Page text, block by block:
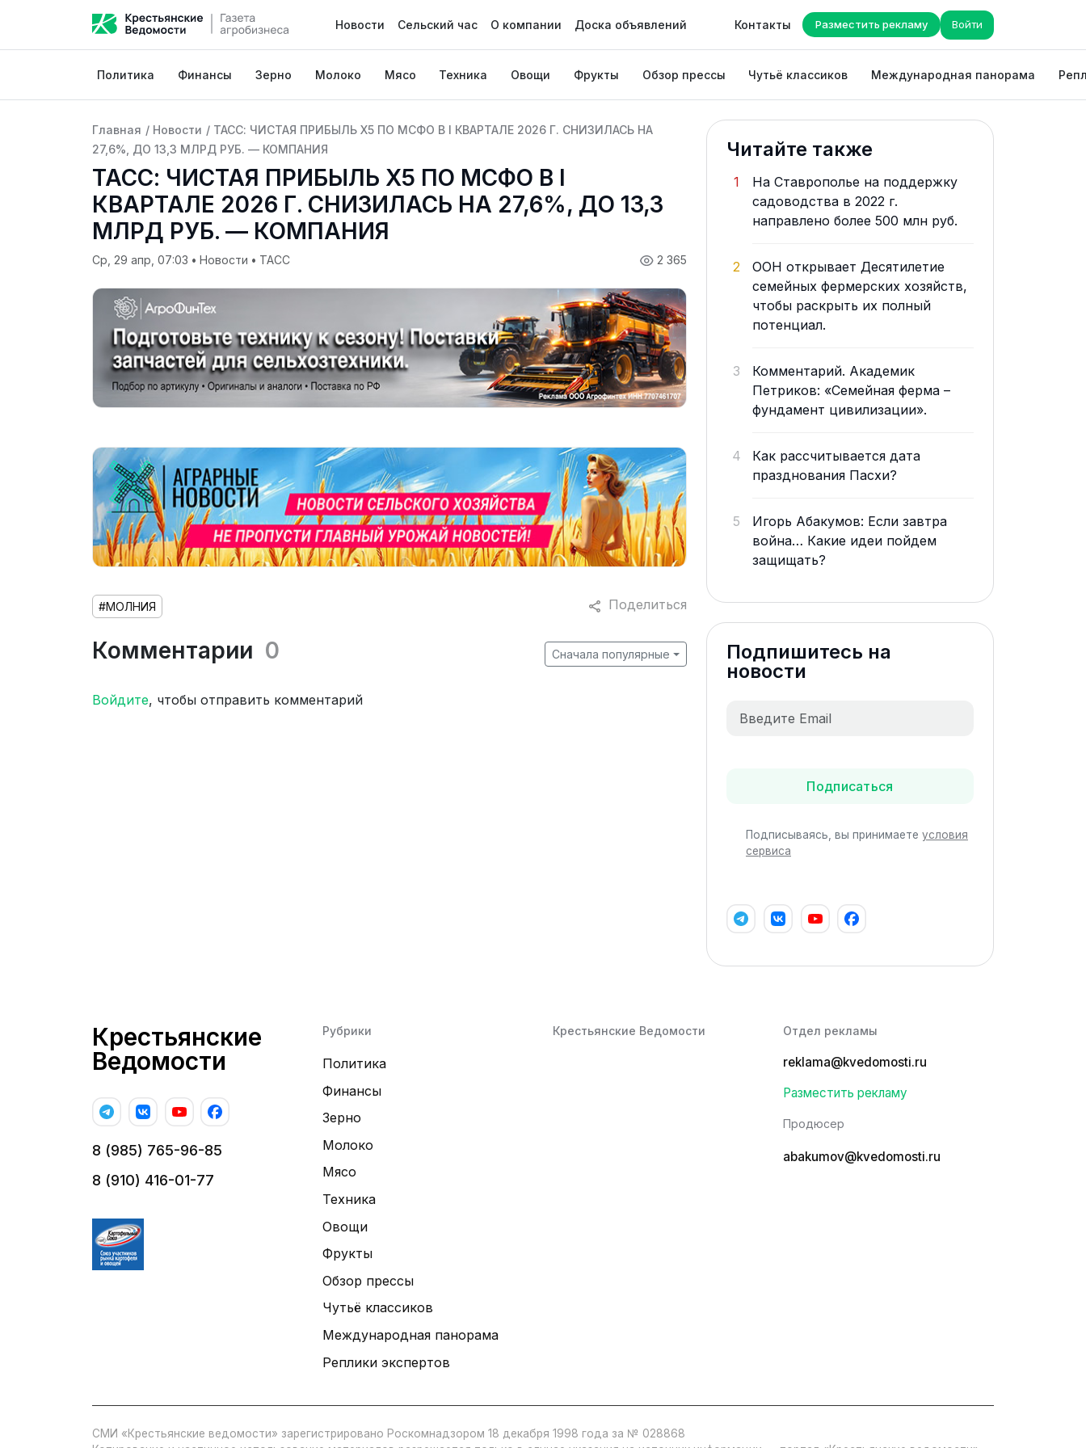
Новости Сельский час О компании Доска объявлений Контакты Разместить рекламу Войти
Политика Финансы Зерно Молоко Мясо Техника Овощи Фрукты Обзор прессы Чутьё классиков Международная панорама
Главная / Новости / ТАСС: ЧИСТАЯ ПРИБЫЛЬ Х5 ПО МСФО В I КВАРТАЛЕ 2026 Г. СНИЗИЛАСЬ НА
27,6%, ДО 13,3 МЛРД РУБ. — КОМПАНИЯ
ТАСС: ЧИСТАЯ ПРИБЫЛЬ Х5 ПО МСФО В I
КВАРТАЛЕ 2026 Г. СНИЗИЛАСЬ НА 27,6%, ДО 13,3
МЛРД РУБ. — КОМПАНИЯ
2 365
Ср, 29 апр, 07:03 • Новости • ТАСС
Поделиться
#МОЛНИЯ
Комментарии 0 Сначала популярные
Войдите, чтобы отправить комментарий
Читайте также
1
На Ставрополье на поддержку
садоводства в 2022 г.
направлено более 500 млн руб.
2
ООН открывает Десятилетие
семейных фермерских хозяйств,
чтобы раскрыть их полный
потенциал.
3
Комментарий. Академик
Петриков: «Семейная ферма –
фундамент цивилизации».
4
Как рассчитывается дата
празднования Пасхи?
5
Игорь Абакумов: Если завтра
война… Какие идеи пойдем
защищать?
Подпишитесь на
новости
Подписаться
Подписываясь, вы принимаете условия
сервиса
Крестьянские
Ведомости
8 (985) 765-96-85
8 (910) 416-01-77
Рубрики
Политика
Финансы
Зерно
Молоко
Мясо
Техника
Овощи
Фрукты
Обзор прессы
Чутьё классиков
Международная панорама
Реплики экспертов
Крестьянские Ведомости Отдел рекламы
reklama@kvedomosti.ru
Разместить рекламу
Продюсер
abakumov@kvedomosti.ru
СМИ «Крестьянские ведомости» зарегистрировано Роскомнадзором 18 декабря 1998 года за № 028868